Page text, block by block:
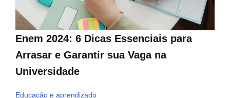
Enem 2024: 6 Dicas Essenciais para
Arrasar e Garantir sua Vaga na
Universidade
Educação e aprendizado